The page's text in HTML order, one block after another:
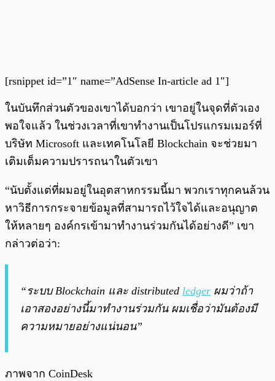
[rsnippet id=”1″ name=”AdSense In-article ad 1″]
ในบันทึกส่วนตัวของเขาได้บอกว่า เขาอยู่ในจุดที่ตัวเอง
พอใจแล้ว ในช่วงเวลาที่เขาทำงานเป็นโปรแกรมเมอร์ที่
บริษัท Microsoft และเทคโนโลยี Blockchain จะช่วยมา
เติมเต็มความปรารถนาในตัวเขา
“นับตั้งแต่ที่ผมอยู่ในอุตสาหกรรมนี้มา พวกเราทุกคนล้วน
หาวิธีการกระจายข้อมูลที่สามารถไว้ใจได้และอนุญาต
ให้หลายๆ องค์กรเข้ามาทำงานร่วมกันได้อย่างดี” เขา
กล่าวต่อว่า:
“ระบบ Blockchain และ distributed ledger ผมว่าถ้า
เอาสองอย่างนี้มาทำงานร่วมกัน ผมเชื่อว่ามันต้องมี
ความหมายอย่างแน่นอน”
ภาพจาก CoinDesk